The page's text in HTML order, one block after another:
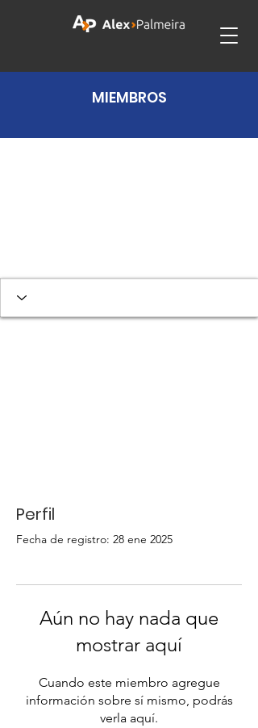
MIEMBROS
Perfil
Fecha de registro: 28 ene 2025
Aún no hay nada que
mostrar aquí
Cuando este miembro agregue
información sobre sí mismo, podrás
verla aquí.